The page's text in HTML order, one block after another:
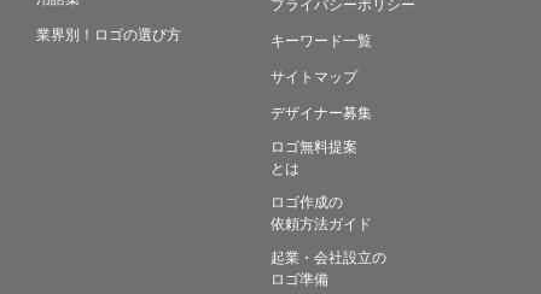
業界別！ロゴの選び方
キーワード一覧
サイトマップ
デザイナー募集
ロゴ無料提案
とは
ロゴ作成の
依頼方法ガイド
起業・会社設立の
ロゴ準備